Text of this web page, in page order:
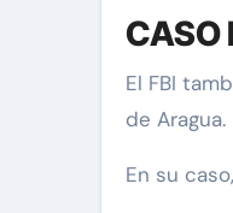
CASO
El FBI
de
En su